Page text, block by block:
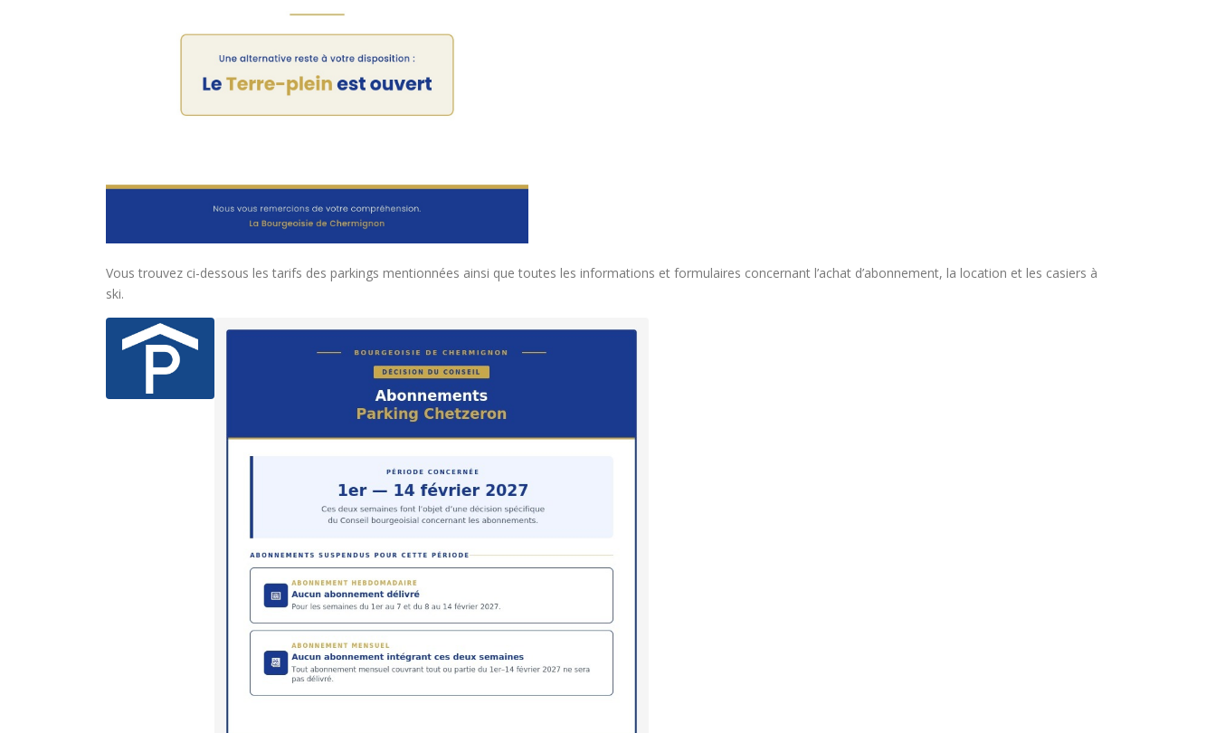
Vous trouvez ci-dessous les tarifs des parkings mentionnées ainsi que toutes les informations et formulaires concernant l’achat d’abonnement, la location et les casiers à
ski.